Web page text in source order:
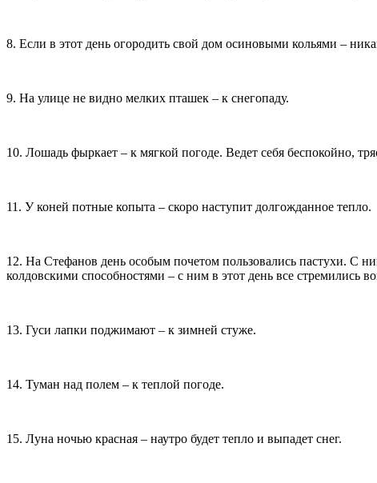
8. Если в этот день огородить свой дом осиновыми кольями –
9. На улице не видно мелких пташек – к снегопаду.
10. Лошадь фыркает – к мягкой погоде. Ведет себя беспокойно,
11. У коней потные копыта – скоро наступит долгожданное тепло.
12. На Стефанов день особым почетом пользовались пастухи. С
колдовскими способностями – с ним в этот день все стремились
13. Гуси лапки поджимают – к зимней стуже.
14. Туман над полем – к теплой погоде.
15. Луна ночью красная – наутро будет тепло и выпадет снег.